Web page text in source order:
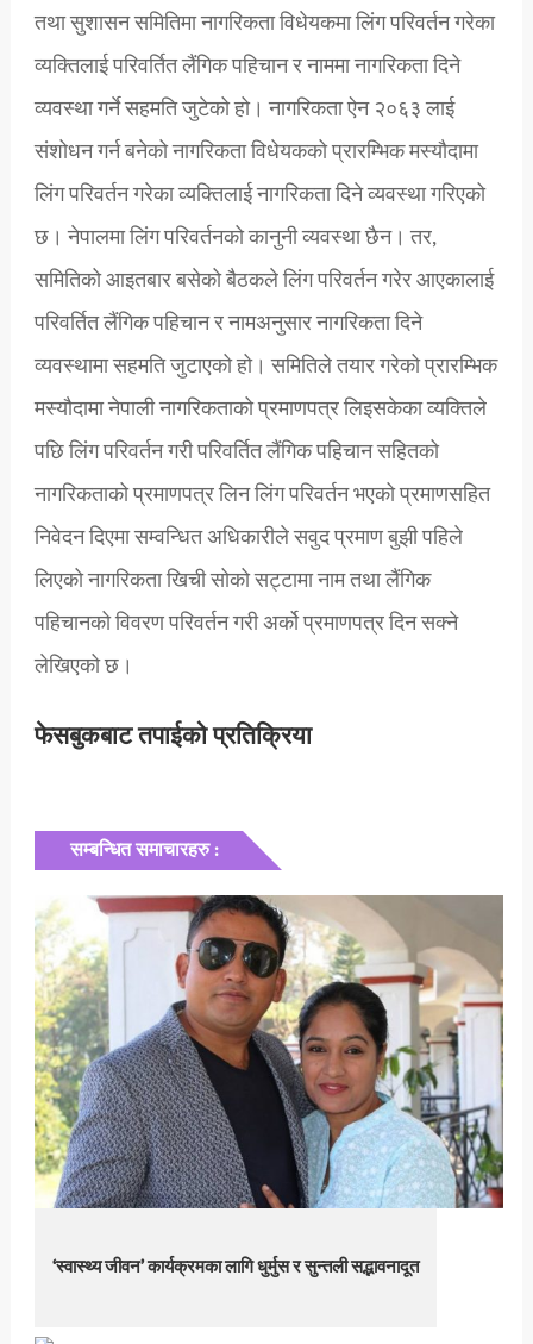
तथा सुशासन समितिमा नागरिकता विधेयकमा लिंग परिवर्तन गरेका
व्यक्तिलाई परिवर्तित लैंगिक पहिचान र नाममा नागरिकता दिने
व्यवस्था गर्ने सहमति जुटेको हो। नागरिकता ऐन २०६३ लाई
संशोधन गर्न बनेको नागरिकता विधेयकको प्रारम्भिक मस्यौदामा
लिंग परिवर्तन गरेका व्यक्तिलाई नागरिकता दिने व्यवस्था गरिएको
छ। नेपालमा लिंग परिवर्तनको कानुनी व्यवस्था छैन। तर,
समितिको आइतबार बसेको बैठकले लिंग परिवर्तन गरेर आएकालाई
परिवर्तित लैंगिक पहिचान र नामअनुसार नागरिकता दिने
व्यवस्थामा सहमति जुटाएको हो। समितिले तयार गरेको प्रारम्भिक
मस्यौदामा नेपाली नागरिकताको प्रमाणपत्र लिइसकेका व्यक्तिले
पछि लिंग परिवर्तन गरी परिवर्तित लैंगिक पहिचान सहितको
नागरिकताको प्रमाणपत्र लिन लिंग परिवर्तन भएको प्रमाणसहित
निवेदन दिएमा सम्वन्धित अधिकारीले सवुद प्रमाण बुझी पहिले
लिएको नागरिकता खिची सोको सट्टामा नाम तथा लैंगिक
पहिचानको विवरण परिवर्तन गरी अर्को प्रमाणपत्र दिन सक्ने
लेखिएको छ।
फेसबुकबाट तपाईको प्रतिक्रिया
सम्बन्धित समाचारहरु :
‘स्वास्थ्य जीवन’ कार्यक्रमका लागि धुर्मुस र सुन्तली सद्भावनादूत